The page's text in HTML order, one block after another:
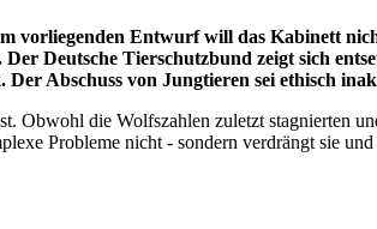
vorliegenden Entwurf will das Kabinett
Deutsche Tierschutzbund zeigt sich
Abschuss von Jungtieren sei ethisch
die Wolfszahlen zuletzt stagnierten
Probleme nicht - sondern verdrängt sie